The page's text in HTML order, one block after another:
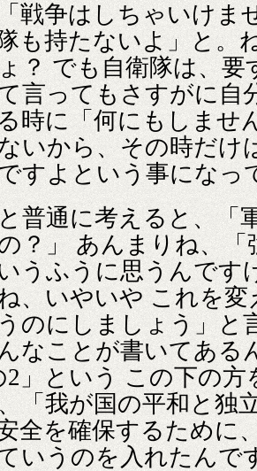
戦争はしちゃいけま
も持たないよ」と。
？ でも自衛隊は、要
言ってもさすがに自
時に「何にもしませ
いから、その時だけ
すよという事になっ
普通に考えると、「
？」 あんまりね、「
うふうに思うんです
、いやいや これを変
のにしましょう」と
なことが書いてある
2」という この下の方
「我が国の平和と独
全を確保するために
いうのを入れたんで